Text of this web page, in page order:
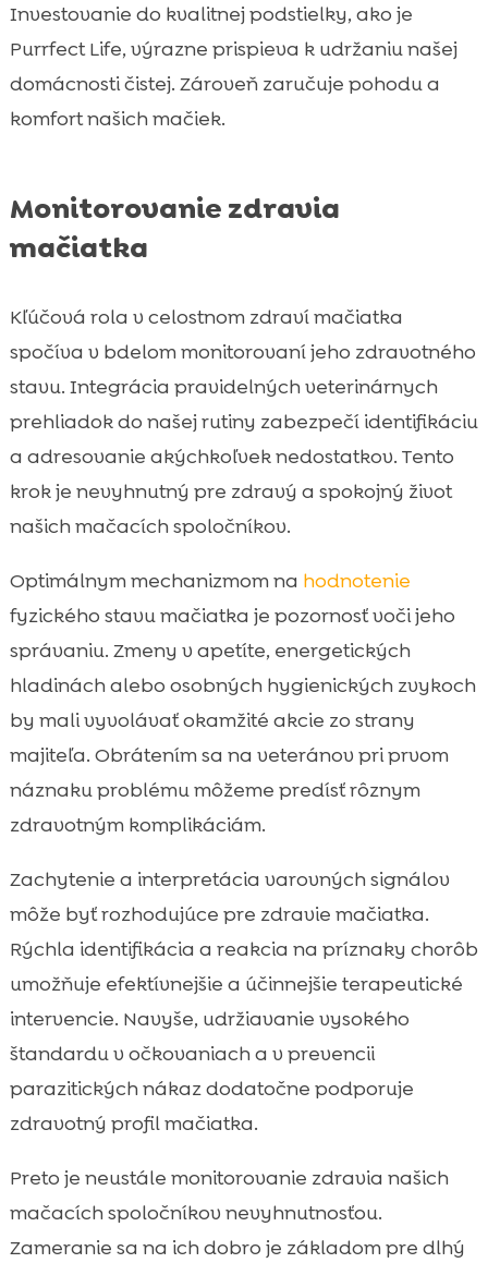
Investovanie do kvalitnej podstielky, ako je
Purrfect Life, výrazne prispieva k udržaniu našej
domácnosti čistej. Zároveň zaručuje pohodu a
komfort našich mačiek.
Monitorovanie zdravia
mačiatka
Kľúčová rola v celostnom zdraví mačiatka
spočíva v bdelom monitorovaní jeho zdravotného
stavu. Integrácia pravidelných veterinárnych
prehliadok do našej rutiny zabezpečí identifikáciu
a adresovanie akýchkoľvek nedostatkov. Tento
krok je nevyhnutný pre zdravý a spokojný život
našich mačacích spoločníkov.
Optimálnym mechanizmom na hodnotenie
fyzického stavu mačiatka je pozornosť voči jeho
správaniu. Zmeny v apetíte, energetických
hladinách alebo osobných hygienických zvykoch
by mali vyvolávať okamžité akcie zo strany
majiteľa. Obrátením sa na veteránov pri prvom
náznaku problému môžeme predísť rôznym
zdravotným komplikáciám.
Zachytenie a interpretácia varovných signálov
môže byť rozhodujúce pre zdravie mačiatka.
Rýchla identifikácia a reakcia na príznaky chorôb
umožňuje efektívnejšie a účinnejšie terapeutické
intervencie. Navyše, udržiavanie vysokého
štandardu v očkovaniach a v prevencii
parazitických nákaz dodatočne podporuje
zdravotný profil mačiatka.
Preto je neustále monitorovanie zdravia našich
mačacích spoločníkov nevyhnutnosťou.
Zameranie sa na ich dobro je základom pre dlhý